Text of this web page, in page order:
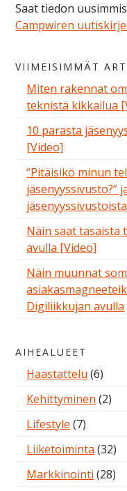
Saat tiedon
Campwiren
VIIMEISIMMÄT
Miten rakennat
teknistä kikkailua
10 parasta
[Video]
“Pitäisikö minun
jäsenyyssivusto?”
Näin saat tasaista
avulla [Video]
Näin muunnat
Digiliikkujan avulla
AIHEALUEET
Haastattelu (6)
Kehittyminen (2)
Lifestyle (7)
Liiketoiminta (32)
Markkinointi (28)